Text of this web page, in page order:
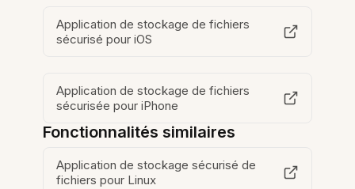
Application de stockage de fichiers
sécurisé pour iOS
Application de stockage de fichiers
sécurisée pour iPhone
Fonctionnalités similaires
Application de stockage sécurisé de
fichiers pour Linux